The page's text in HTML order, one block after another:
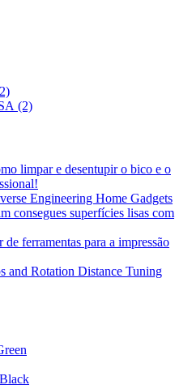
(2)
limpar e desentupir o bico e o
Engineering Home Gadgets
consegues superfícies lisas com
ferramentas para a impressão
and Rotation Distance Tuning